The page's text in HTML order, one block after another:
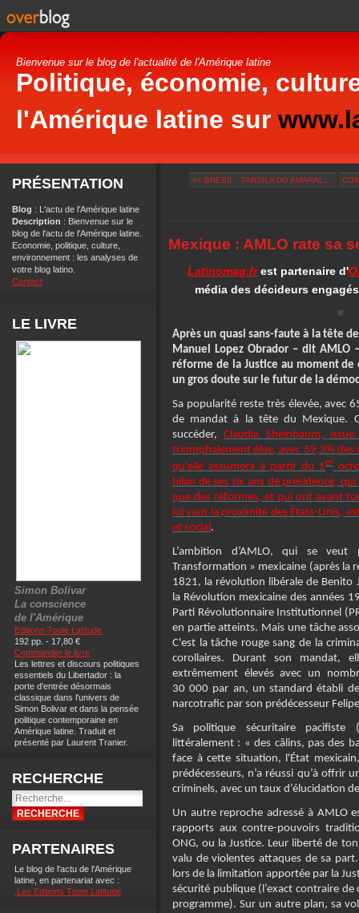
Bienvenue sur le blog de l'actualité de l'Amérique latine
Politique, économie,
l'Amérique latine sur
PRÉSENTATION
Blog : L'actu de l'Amérique latine
Description : Bienvenue sur le
blog de l'actu de l'Amérique latine.
Economie, politique, culture,
environnement : les analyses de
votre blog latino.
Contact
LE LIVRE
Simon Bolivar
La conscience
de l'Amérique
Editions Toute Latitude
192 pp. - 17,80 €
Commander le livre
Les lettres et discours politiques
essentiels du Libertador : la
porte d'entrée désormais
classique dans l'univers de
Simon Bolivar et dans la pensée
politique contemporaine en
Amérique latine. Traduit et
présenté par Laurent Tranier.
RECHERCHE
PARTENAIRES
Le blog de l'actu de l'Amérique
latine, en partenariat avec :
.Les Editions Toute Latitude
<< BRÉSIL : TARSILA DO AMARAL,...
Mexique : AMLO rate sa
Latinomag.fr est partenaire d'
média des décideurs
Après un quasi sans-faute à la tête
Manuel Lopez Obrador – dit AMLO
réforme de la Justice au moment
un gros doute sur le futur de la
Sa popularité reste très élevée, avec
de mandat à la tête du Mexique.
succéder,Claudia Sheinbaum,
triomphalement élue, avec 59,3%
qu'elle assumera à partir du 1er
bilan de ses six ans de présidence,
que des réformes, et qui ont avant
lui vaut la proximité des États-Unis,
et social.
L’ambition d’AMLO, qui se
Transformation » mexicaine (après la
1821, la révolution libérale de Benito
la Révolution mexicaine des années
Parti Révolutionnaire Institutionnel
en partie atteints. Mais une tâche
C'est la tâche rouge sang de la
corollaires. Durant son mandat,
extrêmement élevés avec un
30 000 par an, un standard établi
narcotrafic par son prédécesseur
Sa politique sécuritaire
littéralement : « des câlins, pas des
face à cette situation, l'État
prédécesseurs, n’a réussi qu’à offrir
criminels, avec un taux d’élucidation
Un autre reproche adressé à AMLO
rapports aux contre-pouvoirs
ONG, ou la Justice. Leur liberté de
valu de violentes attaques de sa
lors de la limitation apportée par la
sécurité publique (l’exact contraire de
programme). Sur un autre plan, sa